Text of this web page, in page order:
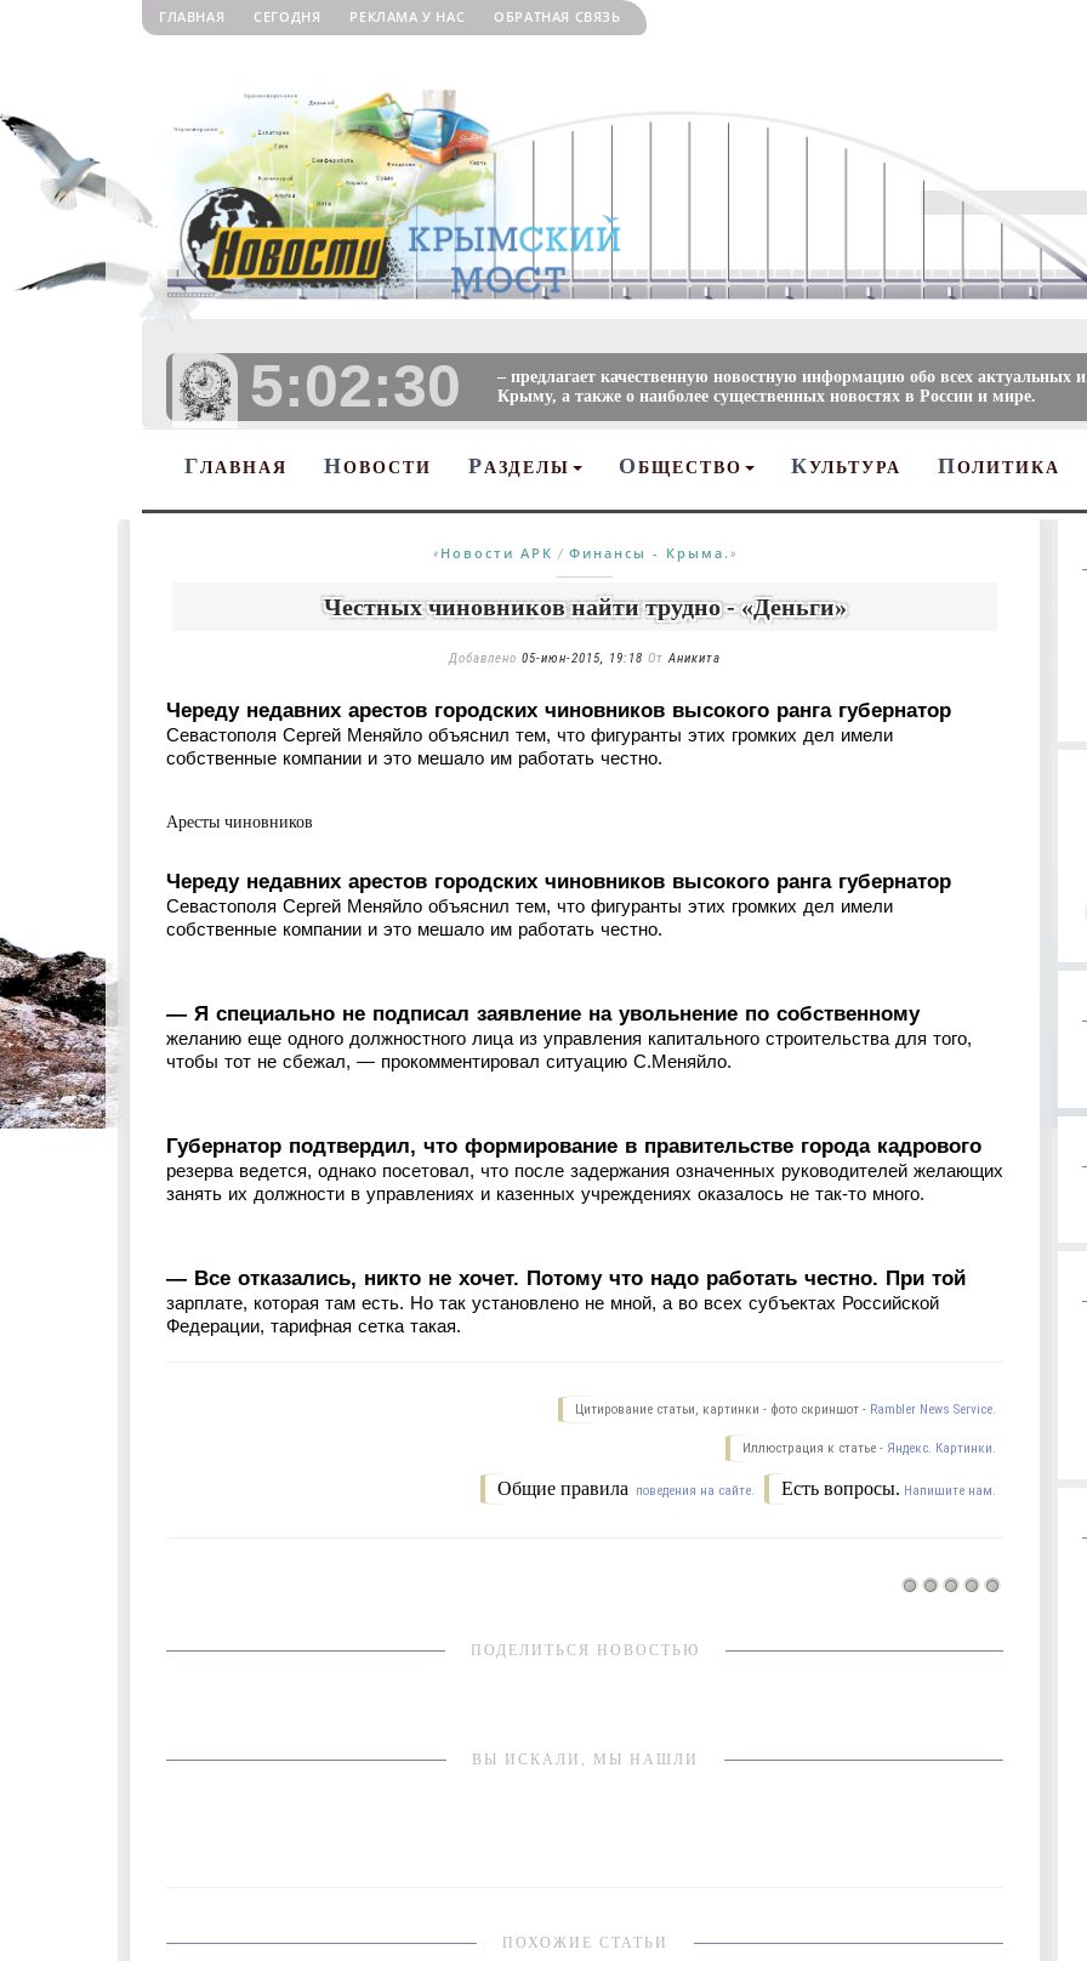
ГЛАВНАЯ СЕГОДНЯ РЕКЛАМА У НАС ОБРАТНАЯ СВЯЗЬ
5:02:31
– предлагает качественную новостную информацию обо всех актуальных
Крыму, а также о наиболее существенных новостях в России и мире.
ГЛАВНАЯ НОВОСТИ Р АЗДЕЛЫ О БЩЕСТВО КУЛЬТУРА ПОЛИТИКА
« Новости АРК / Финансы - Крыма. »
Честных чиновников найти трудно - «Деньги»
Добавлено 05-июн-2015, 19:18 ОтАникита
Череду недавних арестов городских чиновников высокого ранга губернатор
Севастополя Сергей Меняйло объяснил тем, что фигуранты этих громких дел имели
собственные компании и это мешало им работать честно.
Аресты чиновников
Череду недавних арестов городских чиновников высокого ранга губернатор
Севастополя Сергей Меняйло объяснил тем, что фигуранты этих громких дел имели
собственные компании и это мешало им работать честно.
— Я специально не подписал заявление на увольнение по собственному
желанию еще одного должностного лица из управления капитального строительства для того,
чтобы тот не сбежал, — прокомментировал ситуацию С.Меняйло.
Губернатор подтвердил, что формирование в правительстве города кадрового
резерва ведется, однако посетовал, что после задержания означенных руководителей желающих
занять их должности в управлениях и казенных учреждениях оказалось не так-то много.
— Все отказались, никто не хочет. Потому что надо работать честно. При той
зарплате, которая там есть. Но так установлено не мной, а во всех субъектах Российской
Федерации, тарифная сетка такая.
Цитирование статьи, картинки - фото скриншот - Rambler News Service.
Иллюстрация к статье - Яндекс. Картинки.
Есть вопросы. Напишите нам.
Общие правила поведения на сайте.
ПОДЕЛИТЬСЯ НОВОСТЬЮ
ВЫ ИСКАЛИ, МЫ НАШЛИ
ПОХОЖИЕ СТАТЬИ